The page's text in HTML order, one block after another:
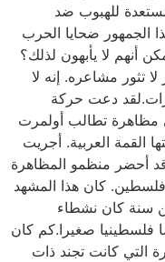
مستعدة للهبوب ضد
الجمهور ضحايا الحرب
أنهم لا يأبهون لذلك؟
تثور مشاعره. إنه لا
دعت حركة
مظاهرة تطالب أولمرت
القمة العربية. أجريت
أحضر منظمو المظاهرة
فلسطين. كان هذا المشهد
سنة كان نشطاء
فلسطينيا صغيرا.كم كان
التي كانت تجند ذات